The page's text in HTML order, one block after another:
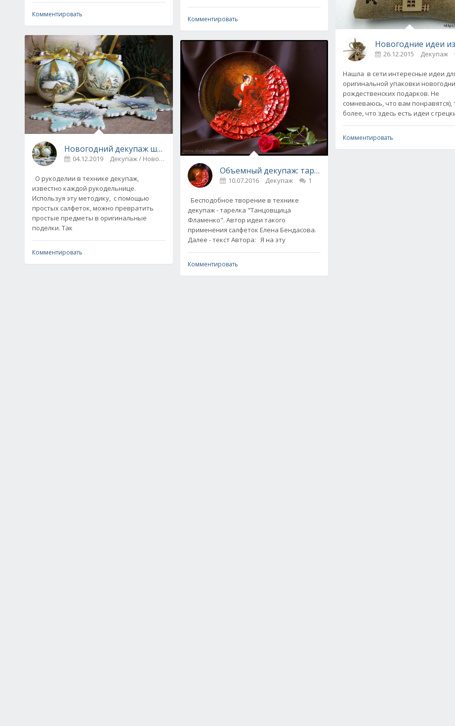
Комментировать
Новогодний декупаж шаров - идеи и МК
04.12.2019 Декупаж / Новогоднее рукоделие 0
О рукоделии в технике декупаж,
известно каждой рукодельнице.
Используя эту методику, с помощью
простых салфеток, можно превратить
простые предметы в оригинальные
поделки. Так
Комментировать
Комментировать
Объемный декупаж: тарелка "Танцовщица Фламенко" -
10.07.2016 Декупаж 1
Бесподобное творение в технике
декупаж - тарелка "Танцовщица
Фламенко". Автор идеи такого
применения салфеток Елена Бендасова.
Далее - текст Автора: Я на эту
Комментировать
Новогодние идеи
26.12.2015 Декупаж
Нашла в сети интересные идеи
оригинальной упаковки
рождественских подарков. Не
сомневаюсь, что вам понравятся),
более, что здесь есть идеи с
Комментировать